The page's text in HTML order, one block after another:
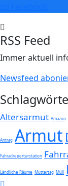
RSS Feed
Immer aktuell
Newsfeed
Altersarmut Amazon
Antrag Armut
Fahradreperturstation
Ländliche Räume Muttertag Müll